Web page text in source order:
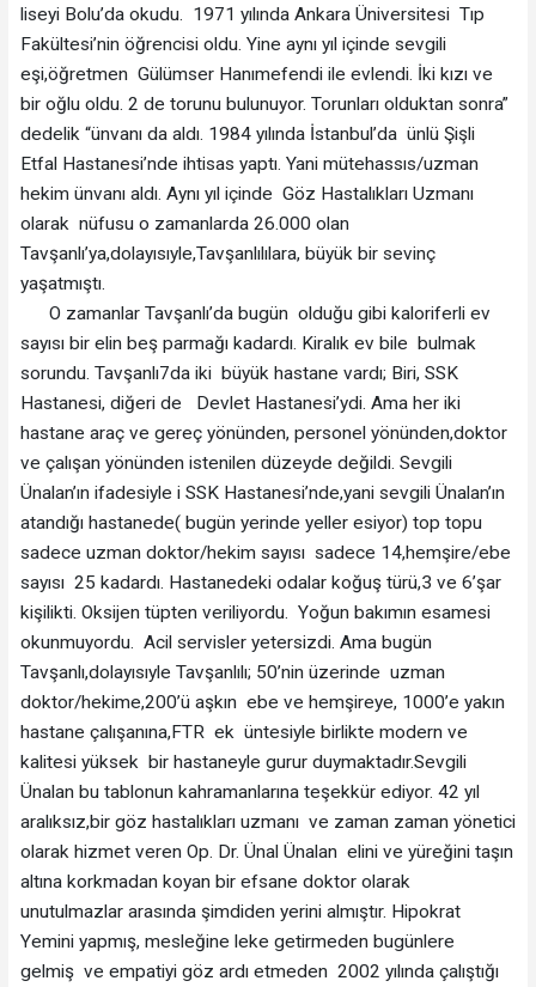
liseyi Bolu’da okudu. 1971 yılında Ankara Üniversitesi Tıp
Fakültesi’nin öğrencisi oldu. Yine aynı yıl içinde sevgili
eşi,öğretmen Gülümser Hanımefendi ile evlendi. İki kızı ve
bir oğlu oldu. 2 de torunu bulunuyor. Torunları olduktan sonra”
dedelik “ünvanı da aldı. 1984 yılında İstanbul’da ünlü Şişli
Etfal Hastanesi’nde ihtisas yaptı. Yani mütehassıs/uzman
hekim ünvanı aldı. Aynı yıl içinde Göz Hastalıkları Uzmanı
olarak nüfusu o zamanlarda 26.000 olan
Tavşanlı’ya,dolayısıyle,Tavşanlılılara, büyük bir sevinç
yaşatmıştı.
O zamanlar Tavşanlı’da bugün olduğu gibi kaloriferli ev
sayısı bir elin beş parmağı kadardı. Kiralık ev bile bulmak
sorundu. Tavşanlı7da iki büyük hastane vardı; Biri, SSK
Hastanesi, diğeri de Devlet Hastanesi’ydi. Ama her iki
hastane araç ve gereç yönünden, personel yönünden,doktor
ve çalışan yönünden istenilen düzeyde değildi. Sevgili
Ünalan’ın ifadesiyle i SSK Hastanesi’nde,yani sevgili Ünalan’ın
atandığı hastanede( bugün yerinde yeller esiyor) top topu
sadece uzman doktor/hekim sayısı sadece 14,hemşire/ebe
sayısı 25 kadardı. Hastanedeki odalar koğuş türü,3 ve 6’şar
kişilikti. Oksijen tüpten veriliyordu. Yoğun bakımın esamesi
okunmuyordu. Acil servisler yetersizdi. Ama bugün
Tavşanlı,dolayısıyle Tavşanlılı; 50’nin üzerinde uzman
doktor/hekime,200’ü aşkın ebe ve hemşireye, 1000’e yakın
hastane çalışanına,FTR ek üntesiyle birlikte modern ve
kalitesi yüksek bir hastaneyle gurur duymaktadır.Sevgili
Ünalan bu tablonun kahramanlarına teşekkür ediyor. 42 yıl
aralıksız,bir göz hastalıkları uzmanı ve zaman zaman yönetici
olarak hizmet veren Op. Dr. Ünal Ünalan elini ve yüreğini taşın
altına korkmadan koyan bir efsane doktor olarak
unutulmazlar arasında şimdiden yerini almıştır. Hipokrat
Yemini yapmış, mesleğine leke getirmeden bugünlere
gelmiş ve empatiyi göz ardı etmeden 2002 yılında çalıştığı